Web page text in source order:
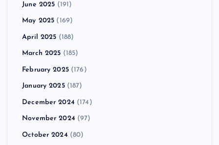
June 2025 (191)
May 2025 (169)
April 2025 (188)
March 2025 (185)
February 2025(176)
January 2025(187)
December 2024 (174)
November 2024 (97)
October 2024 (80)